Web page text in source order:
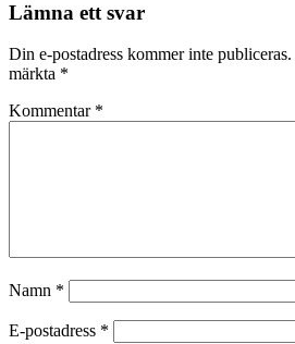
Lämna ett svar
Din e-postadress kommer inte publiceras.
märkta *
Kommentar *
Namn *
E-postadress *